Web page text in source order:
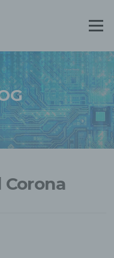
Menü